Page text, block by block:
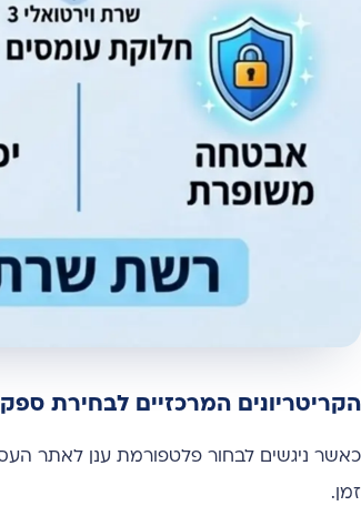
הקריטריונים המרכזיים לבחירת ספק
כאשר ניגשים לבחור פלטפורמת ענן לאתר
זמן.